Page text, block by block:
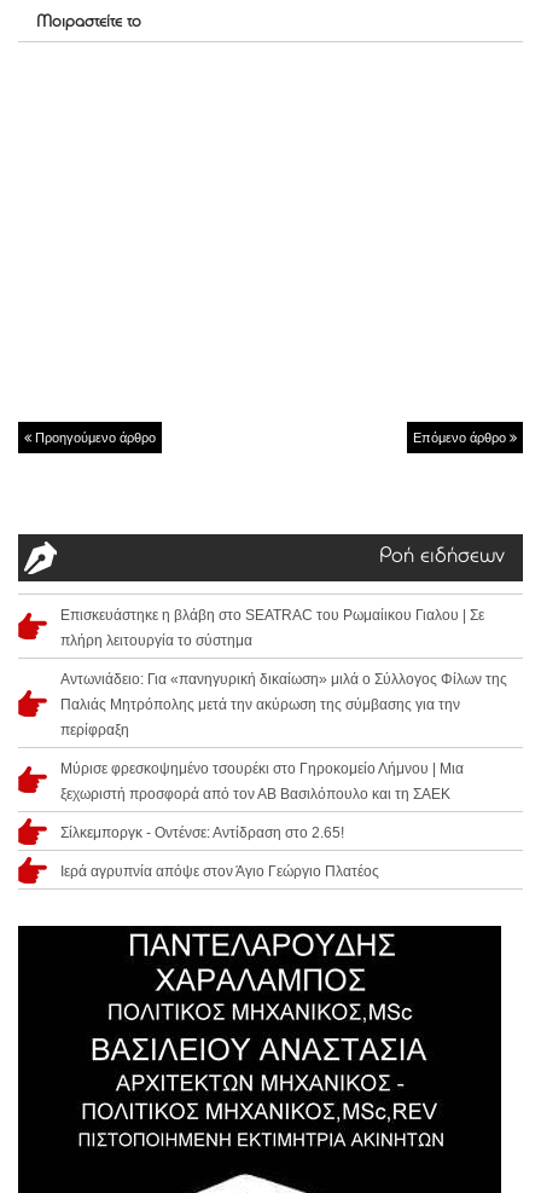
Μοιραστείτε το
Προηγούμενο άρθρο Επόμενο άρθρο
Ροή ειδήσεων
Επισκευάστηκε η βλάβη στο SEATRAC του Ρωμαίικου Γιαλου | Σε
πλήρη λειτουργία το σύστημα
Αντωνιάδειο: Για «πανηγυρική δικαίωση» μιλά ο Σύλλογος Φίλων της
Παλιάς Μητρόπολης μετά την ακύρωση της σύμβασης για την
περίφραξη
Μύρισε φρεσκοψημένο τσουρέκι στο Γηροκομείο Λήμνου | Μια
ξεχωριστή προσφορά από τον ΑΒ Βασιλόπουλο και τη ΣΑΕΚ
Σίλκεμποργκ - Οντένσε: Αντίδραση στο 2.65!
Ιερά αγρυπνία απόψε στον Άγιο Γεώργιο Πλατέος